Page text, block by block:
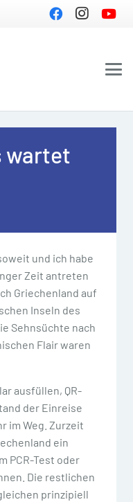
wartet
und ich habe
Zeit antreten
Griechenland auf
Inseln des
Sehnsüchte nach
Flair waren
ausfüllen, QR-
der Einreise
im Weg. Zurzeit
ein
PCR-Test oder
Die restlichen
prinzipiell